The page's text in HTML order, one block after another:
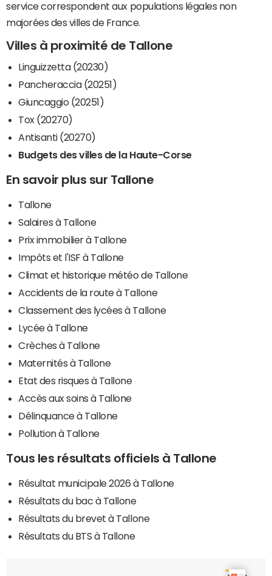
service correspondent aux populations légales non
majorées des villes de France.
Villes à proximité de Tallone
Linguizzetta (20230)
Pancheraccia (20251)
Giuncaggio (20251)
Tox (20270)
Antisanti (20270)
Budgets des villes de la Haute-Corse
En savoir plus sur Tallone
Tallone
Salaires à Tallone
Prix immobilier à Tallone
Impôts et l'ISF à Tallone
Climat et historique météo de Tallone
Accidents de la route à Tallone
Classement des lycées à Tallone
Lycée à Tallone
Crèches à Tallone
Maternités à Tallone
Etat des risques à Tallone
Accès aux soins à Tallone
Délinquance à Tallone
Pollution à Tallone
Tous les résultats officiels à Tallone
Résultat municipale 2026 à Tallone
Résultats du bac à Tallone
Résultats du brevet à Tallone
Résultats du BTS à Tallone